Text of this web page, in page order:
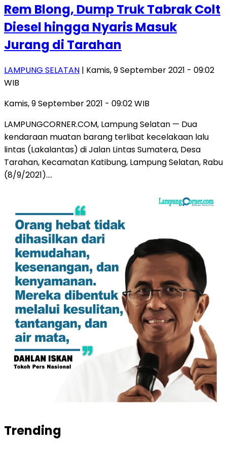
Rem Blong, Dump Truk Tabrak Colt
Diesel hingga Nyaris Masuk
Jurang di Tarahan
LAMPUNG SELATAN | Kamis, 9 September 2021 - 09:02
WIB
Kamis, 9 September 2021 - 09:02 WIB
LAMPUNGCORNER.COM, Lampung Selatan — Dua
kendaraan muatan barang terlibat kecelakaan lalu
lintas (Lakalantas) di Jalan Lintas Sumatera, Desa
Tarahan, Kecamatan Katibung, Lampung Selatan, Rabu
(8/9/2021)….
Trending